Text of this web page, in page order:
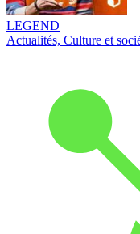
LEGEND
Actualités, Culture et